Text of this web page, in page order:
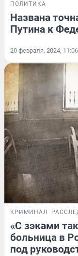
ПОЛИТИКА
Названа
Путина к
20 февраля, 2024, 11:06
КРИМИНАЛ
«С зэками
больница в
под